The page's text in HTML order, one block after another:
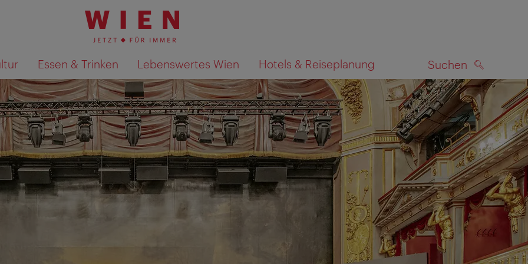
Essen & Trinken Lebenswertes Wien Hotels & Reiseplanung Suchen
Suchergebnisse auf Karte anzeigen SUCHEN